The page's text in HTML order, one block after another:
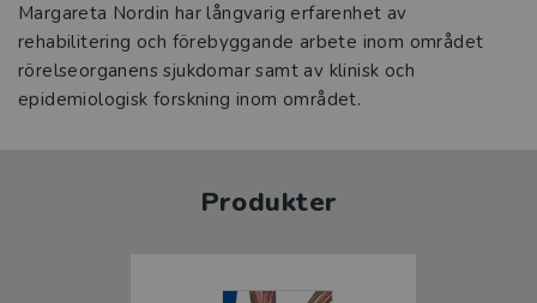
Margareta Nordin har långvarig erfarenhet av
rehabilitering och förebyggande arbete inom området
rörelseorganens sjukdomar samt av klinisk och
epidemiologisk forskning inom området.
Produkter